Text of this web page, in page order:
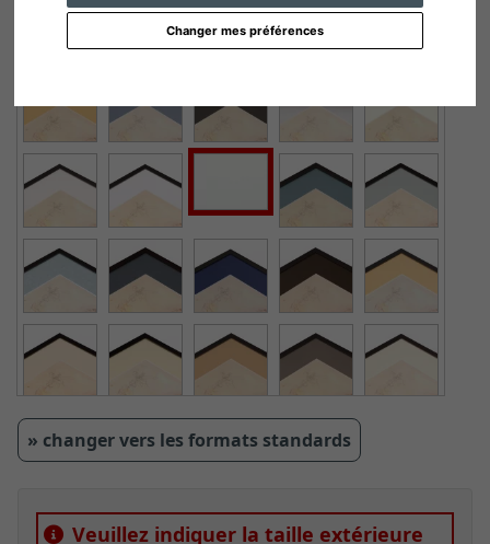
Changer mes préférences
» changer vers les formats standards
Veuillez indiquer la taille extérieure